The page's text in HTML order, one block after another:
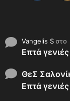
Vangelis Sστο
Επτά
ΘεΣ
Επτά